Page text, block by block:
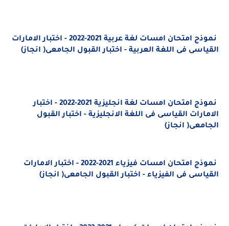
نموذج امتحان امسات لغة عربية 2021-2022 - اختبار الامارات
فى اللغة العربية - اختبار القبول الجامعى( انجاز)
نموذج امتحان امسات لغة انجليزية 2021-2022 - اختبار
القياسى فى اللغة الانجليزية - اختبار القبول
انجاز)
نموذج امتحان امسات فيزياء 2021-2022 - اختبار الامارات
فى الفيزياء - اختبار القبول الجامعى( انجاز)